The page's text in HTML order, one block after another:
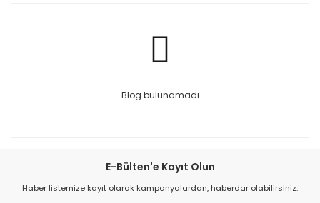
Blog bulunamadı
E-Bülten'e Kayıt Olun
Haber listemize kayıt olarak kampanyalardan, haberdar olabilirsiniz.